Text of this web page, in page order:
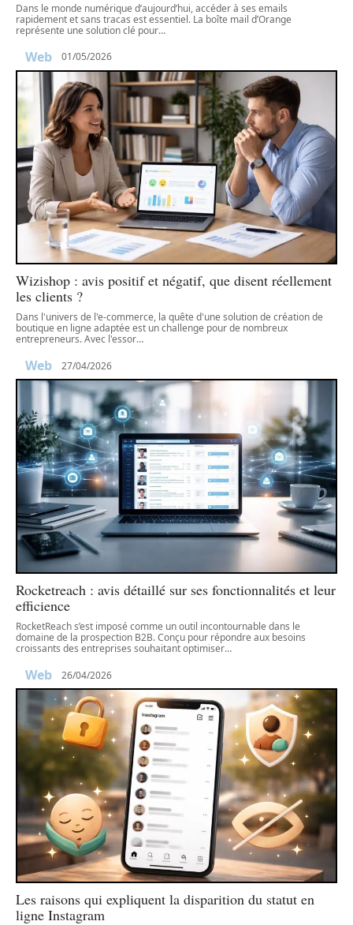
Dans le monde numérique d’aujourd’hui, accéder à ses emails
rapidement et sans tracas est essentiel. La boîte mail d’Orange
représente une solution clé pour…
Web 01/05/2026
Wizishop : avis positif et négatif, que disent réellement
les clients ?
Dans l'univers de l'e-commerce, la quête d'une solution de création de
boutique en ligne adaptée est un challenge pour de nombreux
entrepreneurs. Avec l'essor…
Web 27/04/2026
Rocketreach : avis détaillé sur ses fonctionnalités et leur
efficience
RocketReach s’est imposé comme un outil incontournable dans le
domaine de la prospection B2B. Conçu pour répondre aux besoins
croissants des entreprises souhaitant optimiser…
Web 26/04/2026
Les raisons qui expliquent la disparition du statut en
ligne Instagram